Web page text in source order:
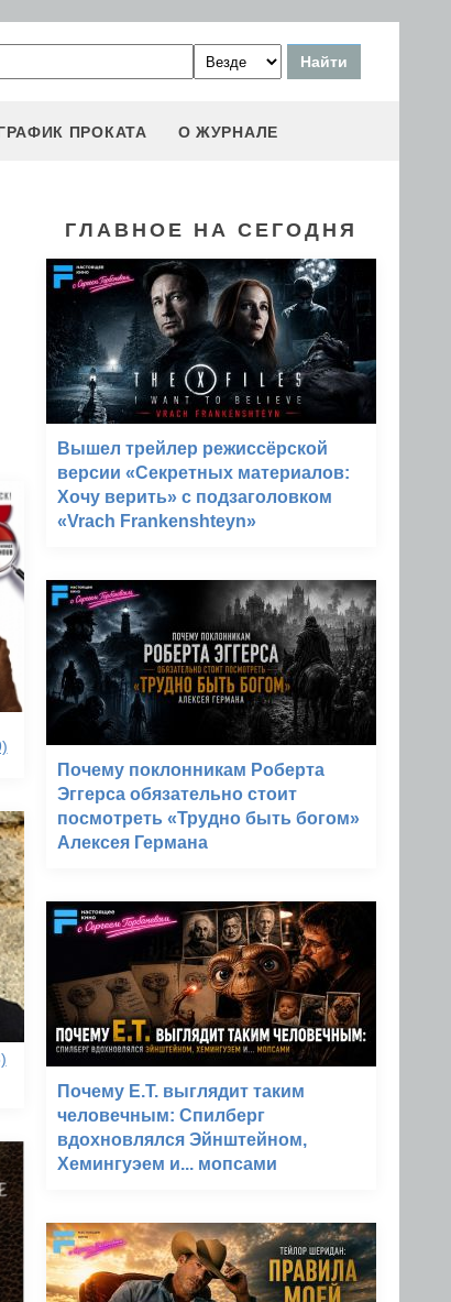
ПРОКАТА О ЖУРНАЛЕ
ГЛАВНОЕ НА СЕГОДНЯ
Вышел трейлер режиссёрской
версии «Секретных материалов:
Хочу верить» с подзаголовком
«Vrach Frankenshteyn»
Почему поклонникам Роберта
Эггерса обязательно стоит
посмотреть «Трудно быть богом»
Алексея Германа
Почему E.T. выглядит таким
человечным: Спилберг
вдохновлялся Эйнштейном,
Хемингуэем и... мопсами